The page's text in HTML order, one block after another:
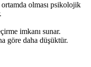
olması psikolojik
imkanı sunar.
göre daha düşüktür.